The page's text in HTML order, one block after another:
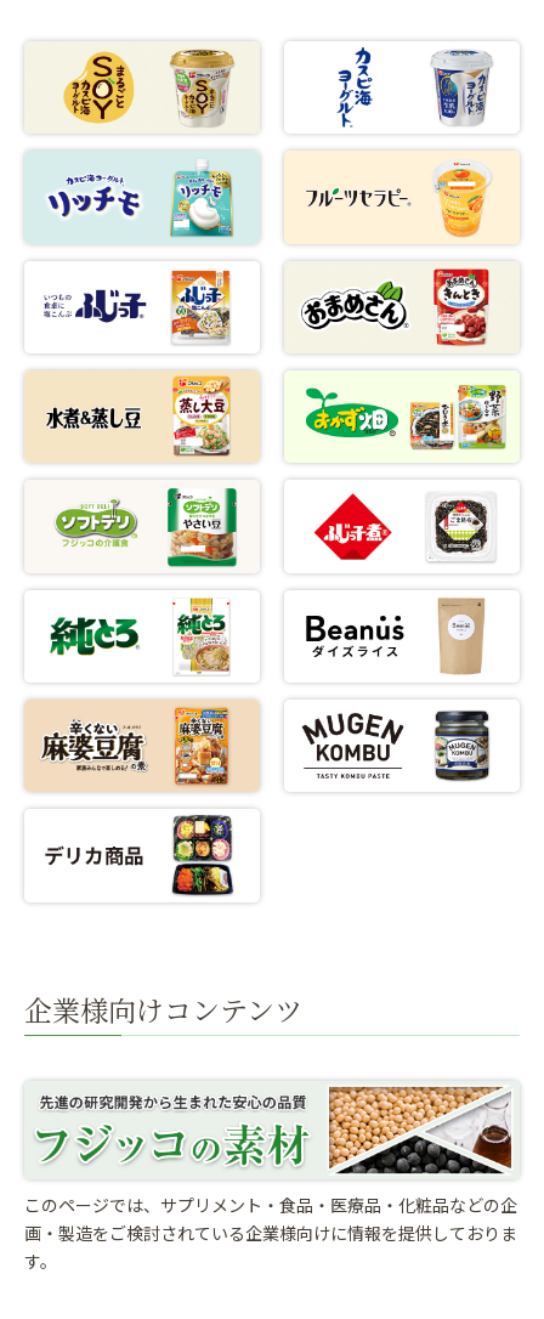
企業様向けコンテンツ
このページでは、サプリメント・食品・医療品・化粧品などの企
画・製造をご検討されている企業様向けに情報を提供しておりま
す。